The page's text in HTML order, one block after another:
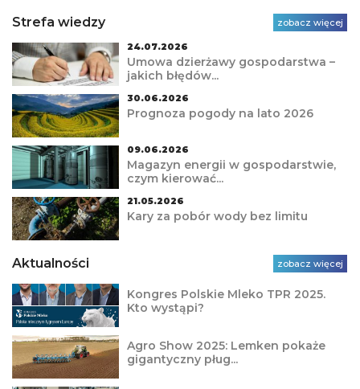
Strefa wiedzy zobacz więcej
24.07.2026
Umowa dzierżawy gospodarstwa –
jakich błędów...
30.06.2026
Prognoza pogody na lato 2026
09.06.2026
Magazyn energii w gospodarstwie,
czym kierować...
21.05.2026
Kary za pobór wody bez limitu
Aktualności zobacz więcej
Kongres Polskie Mleko TPR 2025.
Kto wystąpi?
Agro Show 2025: Lemken pokaże
gigantyczny pług...